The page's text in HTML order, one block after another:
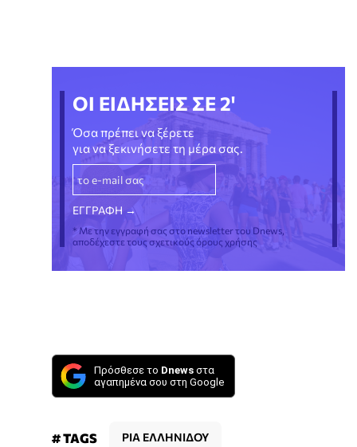
ΟΙ ΕΙΔΗΣΕΙΣ ΣΕ 2'
Όσα πρέπει να ξέρετε
για να ξεκινήσετε τη μέρα σας.
* Με την εγγραφή σας στο newsletter του Dnews,
αποδέχεστε τους σχετικούς όρους χρήσης
Πρόσθεσε το Dnews στα
αγαπημένα σου στη Google
# TAGS ΡΙΑ ΕΛΛΗΝΙΔΟΥ